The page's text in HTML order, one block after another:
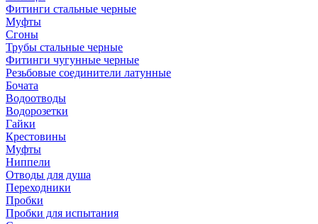
Фитинги стальные черные
Муфты
Сгоны
Трубы стальные черные
Фитинги чугунные черные
Резьбовые соединители латунные
Бочата
Водоотводы
Водорозетки
Гайки
Крестовины
Муфты
Ниппели
Отводы для душа
Переходники
Пробки
Пробки для испытания